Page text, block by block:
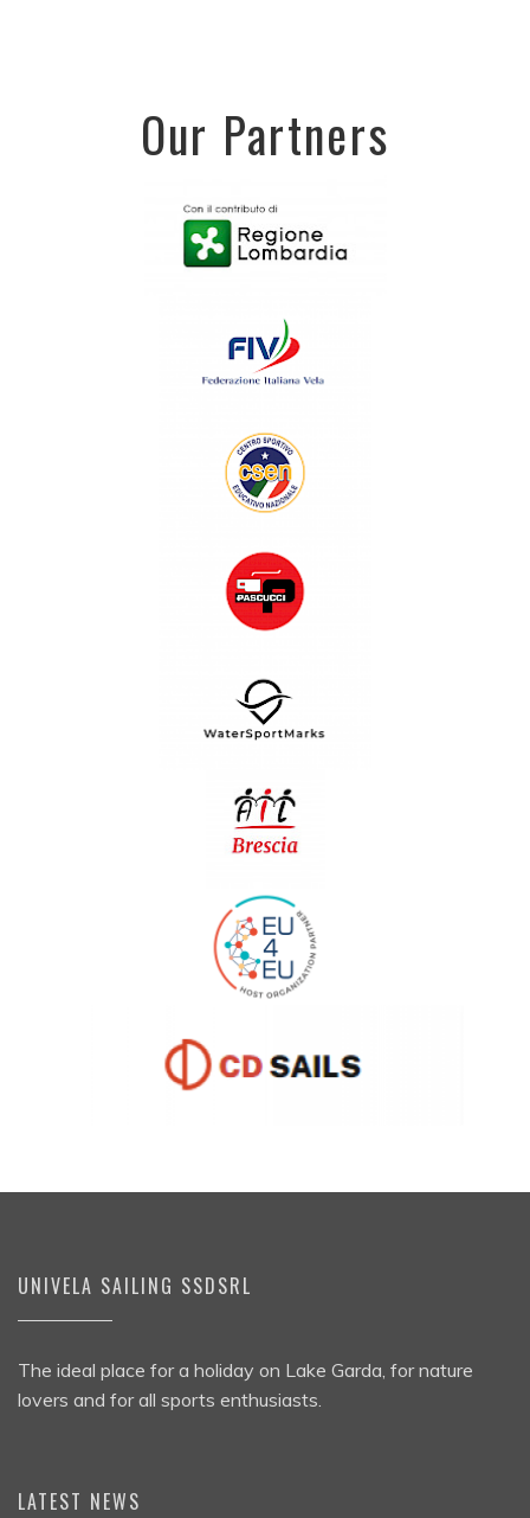
Our Partners
UNIVELA SAILING SSDSRL
The ideal place for a holiday on Lake Garda, for nature
lovers and for all sports enthusiasts.
LATEST NEWS